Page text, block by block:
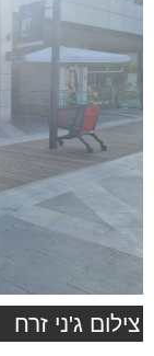
צילום ג'ני זרח